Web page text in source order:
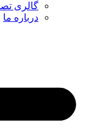
گالری
درباره ما